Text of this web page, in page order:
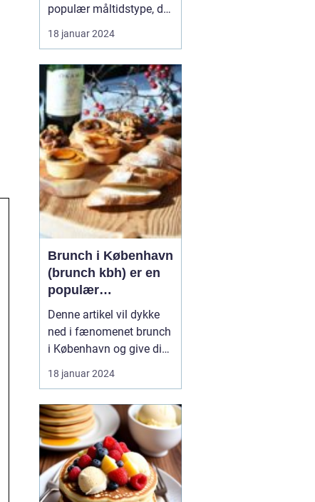
populær måltidstype, der
kombinerer det bedste af
både morgenmad og
der tr...
18 januar 2024
Brunch i København
(brunch kbh) er en
populær
madoplevelse, der
tiltrækker både
lokale og
besøgende fra nær
og fjern
Denne artikel vil dykke
ned i fænomenet brunch
i København og give dig
en dybdegående
forståelse af det samt en
hvordan brunch kulturen
har udviklet sig over tid.
Præsentation af brunch
kb Brunch er en
kombination af
18 januar 2024